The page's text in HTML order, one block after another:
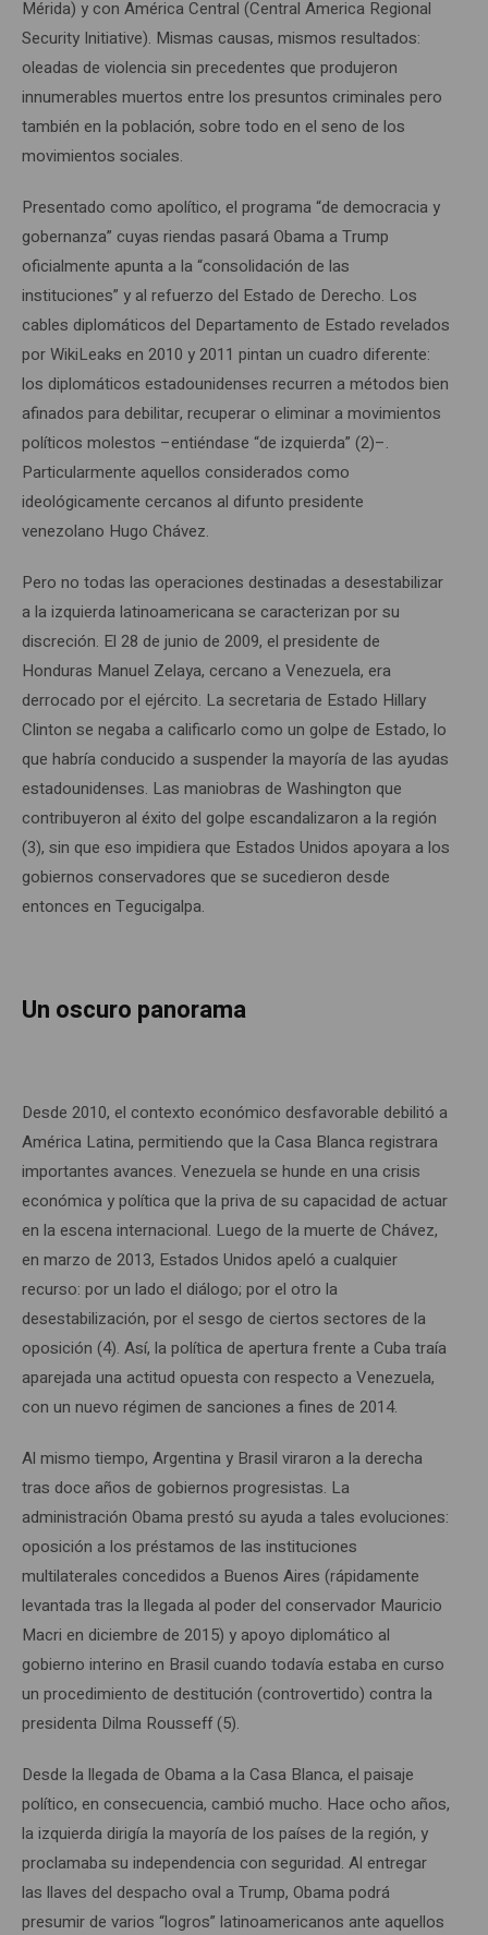
Mérida) y con América Central (Central America Regional
Security Initiative). Mismas causas, mismos resultados:
oleadas de violencia sin precedentes que produjeron
innumerables muertos entre los presuntos criminales pero
también en la población, sobre todo en el seno de los
movimientos sociales.
Presentado como apolítico, el programa “de democracia y
gobernanza” cuyas riendas pasará Obama a Trump
oficialmente apunta a la “consolidación de las
instituciones” y al refuerzo del Estado de Derecho. Los
cables diplomáticos del Departamento de Estado revelados
por WikiLeaks en 2010 y 2011 pintan un cuadro diferente:
los diplomáticos estadounidenses recurren a métodos bien
afinados para debilitar, recuperar o eliminar a movimientos
políticos molestos –entiéndase “de izquierda” (2)–.
Particularmente aquellos considerados como
ideológicamente cercanos al difunto presidente
venezolano Hugo Chávez.
Pero no todas las operaciones destinadas a desestabilizar
a la izquierda latinoamericana se caracterizan por su
discreción. El 28 de junio de 2009, el presidente de
Honduras Manuel Zelaya, cercano a Venezuela, era
derrocado por el ejército. La secretaria de Estado Hillary
Clinton se negaba a calificarlo como un golpe de Estado, lo
que habría conducido a suspender la mayoría de las ayudas
estadounidenses. Las maniobras de Washington que
contribuyeron al éxito del golpe escandalizaron a la región
(3), sin que eso impidiera que Estados Unidos apoyara a los
gobiernos conservadores que se sucedieron desde
entonces en Tegucigalpa.
Un oscuro panorama
Desde 2010, el contexto económico desfavorable debilitó a
América Latina, permitiendo que la Casa Blanca registrara
importantes avances. Venezuela se hunde en una crisis
económica y política que la priva de su capacidad de actuar
en la escena internacional. Luego de la muerte de Chávez,
en marzo de 2013, Estados Unidos apeló a cualquier
recurso: por un lado el diálogo; por el otro la
desestabilización, por el sesgo de ciertos sectores de la
oposición (4). Así, la política de apertura frente a Cuba traía
aparejada una actitud opuesta con respecto a Venezuela,
con un nuevo régimen de sanciones a fines de 2014.
Al mismo tiempo, Argentina y Brasil viraron a la derecha
tras doce años de gobiernos progresistas. La
administración Obama prestó su ayuda a tales evoluciones:
oposición a los préstamos de las instituciones
multilaterales concedidos a Buenos Aires (rápidamente
levantada tras la llegada al poder del conservador Mauricio
Macri en diciembre de 2015) y apoyo diplomático al
gobierno interino en Brasil cuando todavía estaba en curso
un procedimiento de destitución (controvertido) contra la
presidenta Dilma Rousseff (5).
Desde la llegada de Obama a la Casa Blanca, el paisaje
político, en consecuencia, cambió mucho. Hace ocho años,
la izquierda dirigía la mayoría de los países de la región, y
proclamaba su independencia con seguridad. Al entregar
las llaves del despacho oval a Trump, Obama podrá
presumir de varios “logros” latinoamericanos ante aquellos